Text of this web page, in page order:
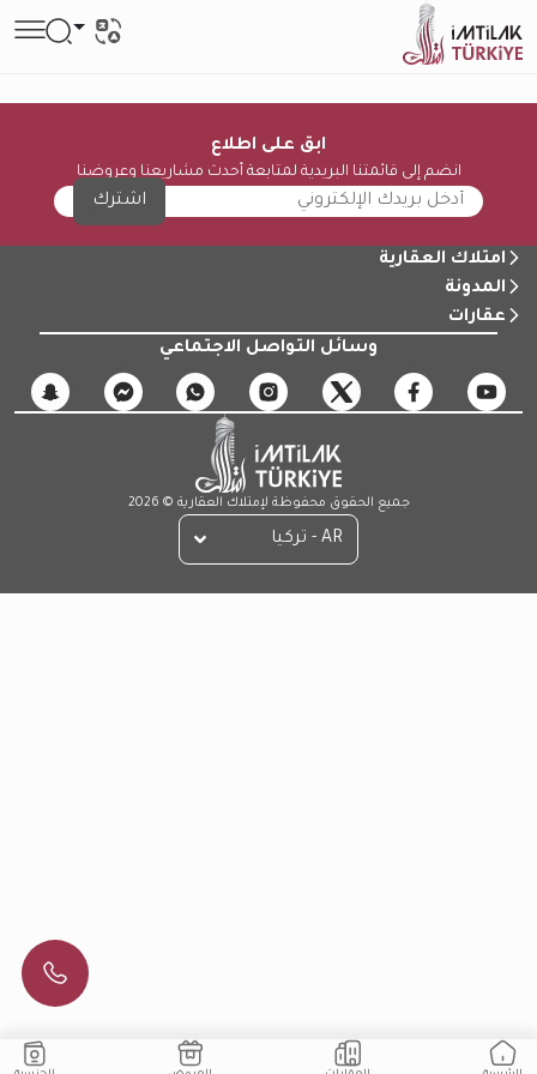
ابق على اطلاع
انضم إلى قائمتنا البريدية لمتابعة أحدث مشاريعنا وعروضنا
اشترك
امتلاك العقارية
المدونة
عقارات
وسائل التواصل الاجتماعي
جميع الحقوق محفوظة لإمتلاك العقارية © 2026
AR - تركيا